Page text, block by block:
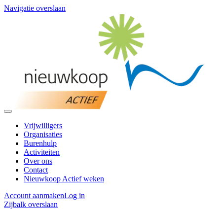
Navigatie overslaan
Vrijwilligers
Organisaties
Burenhulp
Activiteiten
Over ons
Contact
Nieuwkoop Actief weken
Account aanmakenLog in
Zijbalk overslaan